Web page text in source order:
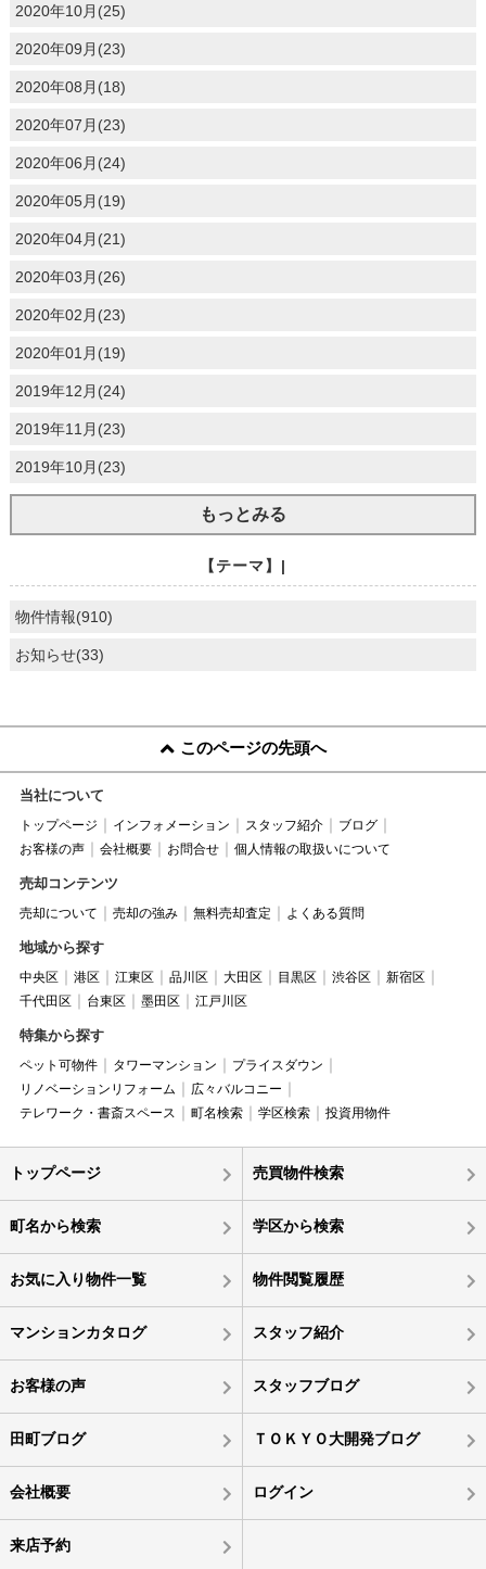
2020年10月(25)
2020年09月(23)
2020年08月(18)
2020年07月(23)
2020年06月(24)
2020年05月(19)
2020年04月(21)
2020年03月(26)
2020年02月(23)
2020年01月(19)
2019年12月(24)
2019年11月(23)
2019年10月(23)
もっとみる
【テーマ】|
物件情報(910)
お知らせ(33)
このページの先頭へ
当社について
トップページ インフォメーション スタッフ紹介
ブログ
お客様の声
会社概要 お問合せ 個人情報の取扱いについて
売却コンテンツ
売却について 売却の強み 無料売却査定 よくある質問
地域から探す
中央区 港区 江東区 品川区 大田区 目黒区 渋谷区
新宿区
千代田区
台東区 墨田区 江戸川区
特集から探す
ペット可物件 タワーマンション
プライスダウン
リノベーションリフォーム
広々バルコニー
テレワーク・書斎スペース
町名検索 学区検索 投資用物件
トップページ 売買物件検索
町名から検索 学区から検索
お気に入り物件一覧 物件閲覧履歴
マンションカタログ スタッフ紹介
お客様の声 スタッフブログ
田町ブログ ＴＯＫＹＯ大開発ブログ
会社概要 ログイン
来店予約